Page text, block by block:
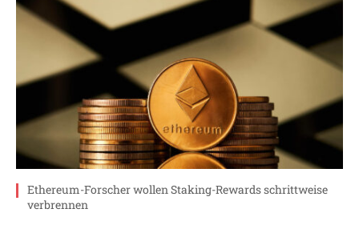
Ethereum-Forscher wollen Staking-Rewards schrittweise
verbrennen